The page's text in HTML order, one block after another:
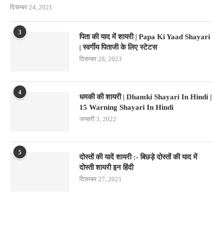
दिसम्बर 24, 2021
3
पिता की याद में शायरी | Papa Ki Yaad Shayari
| स्वर्गीय पिताजी के लिए स्टेटस
दिसम्बर 28, 2023
4
धमकी की शायरी | Dhamki Shayari In Hindi |
15 Warning Shayari In Hindi
जनवरी 3, 2022
5
दोस्तों की यादें शायरी :- बिछड़े दोस्तों की याद में
दोस्ती शायरी इन हिंदी
दिसम्बर 27, 2021